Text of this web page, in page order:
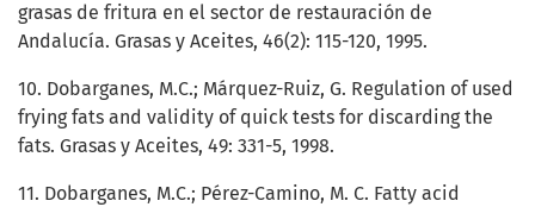
grasas de fritura en el sector de restauración de
Andalucía. Grasas y Aceites, 46(2): 115-120, 1995.
10. Dobarganes, M.C.; Márquez-Ruiz, G. Regulation of used
frying fats and validity of quick tests for discarding the
fats. Grasas y Aceites, 49: 331-5, 1998.
11. Dobarganes, M.C.; Pérez-Camino, M. C. Fatty acid